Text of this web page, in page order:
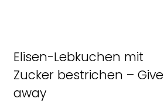
Elisen-Lebkuchen mit
Zucker bestrichen – Give
away